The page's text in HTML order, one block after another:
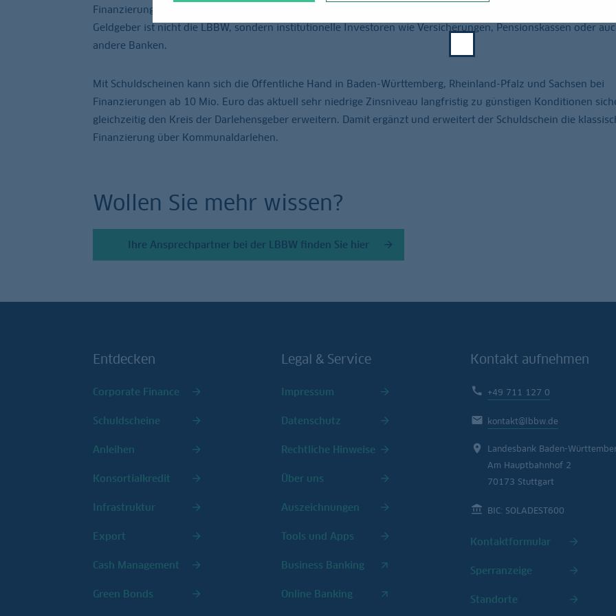
Finanzierungsquellen zu erschließen. Im Prinzip ähnelt der Schuldschein einem normalen Darlehen. Der
Geldgeber ist nicht die LBBW, sondern institutionelle Investoren wie Versicherungen, Pensionskassen oder
andere Banken.
Mit Schuldscheinen kann sich die Öffentliche Hand in Baden-Württemberg, Rheinland-Pfalz und Sachsen bei
Finanzierungen ab 10 Mio. Euro das aktuell sehr niedrige Zinsniveau langfristig zu günstigen Konditionen
gleichzeitig den Kreis der Darlehensgeber erweitern. Damit ergänzt und erweitert der Schuldschein die
Finanzierung über Kommunaldarlehen.
Wollen Sie mehr wissen?
Ihre Ansprechpartner bei der LBBW finden Sie hier
Entdecken
Corporate Finance
Schuldscheine
Anleihen
Konsortialkredit
Infrastruktur
Export
Cash Management
Green Bonds
Legal & Service
Impressum
Datenschutz
Rechtliche Hinweise
Über uns
Auszeichnungen
Tools und Apps
Business Banking
Online Banking
Kontakt aufnehmen
+49 711 127 0
kontakt@lbbw.de
Landesbank Baden-
Am Hauptbahnhof 2
70173 Stuttgart
BIC: SOLADEST600
Kontaktformular
Sperranzeige
Standorte